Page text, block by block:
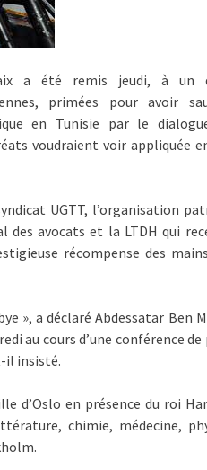
a été remis jeudi, à un
primées pour avoir
en Tunisie par le
voudraient voir appliquée
UGTT, l’organisation
des avocats et la LTDH qui
récompense des
», a déclaré Abdessatar Ben
au cours d’une conférence de
il insisté.
d’Oslo en présence du roi
chimie, médecine,